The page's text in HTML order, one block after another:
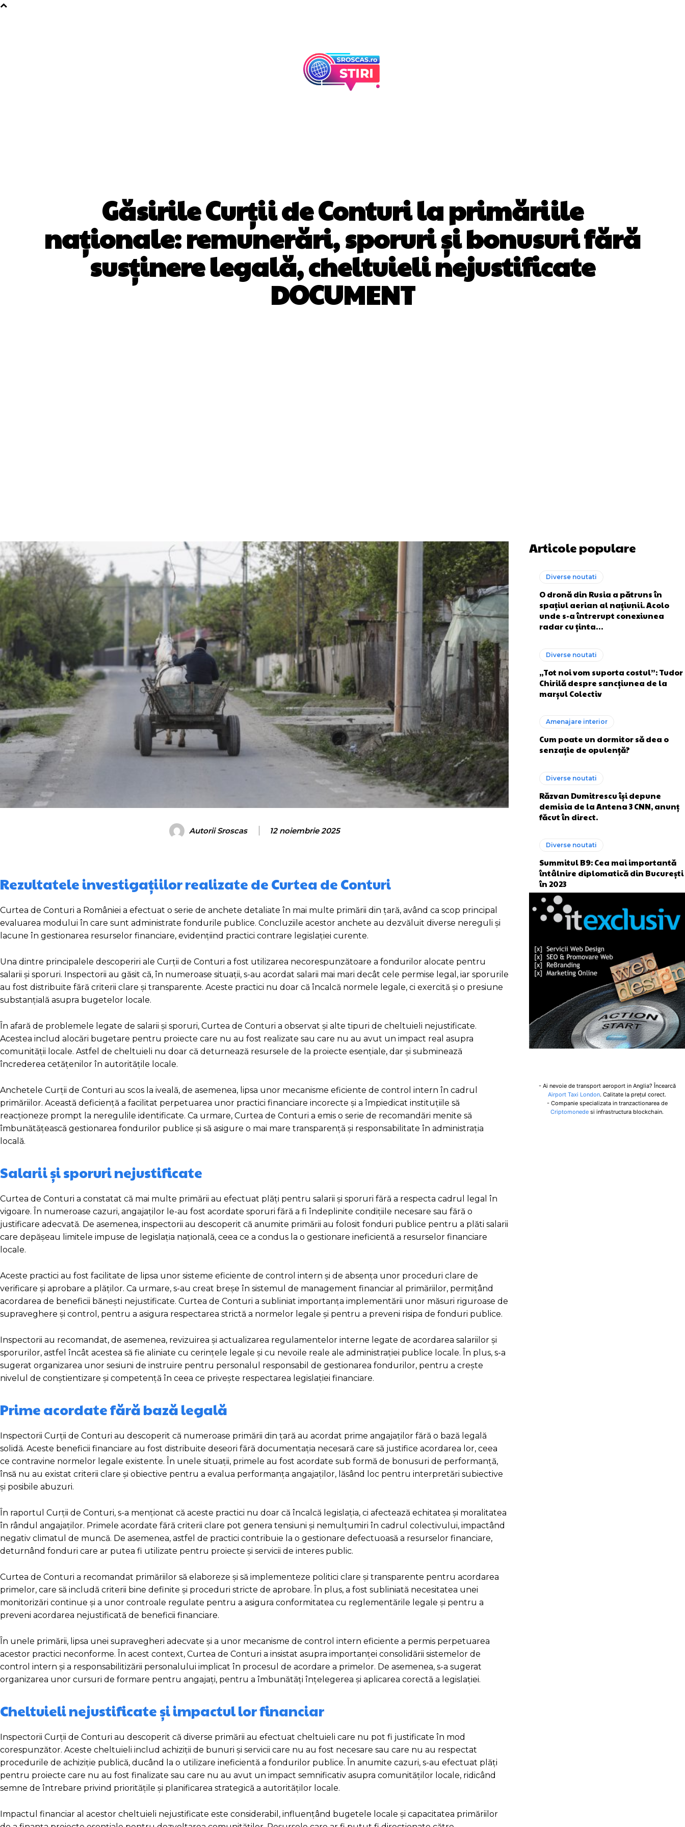
Găsirile Curții de Conturi la primăriile
naționale: remunerări, sporuri și bonusuri fără
susținere legală, cheltuieli nejustificate
DOCUMENT
Autorii Sroscas 12 noiembrie 2025
Rezultatele investigațiilor realizate de Curtea de Conturi
Curtea de Conturi a României a efectuat o serie de anchete detaliate în mai multe primării din țară, având ca scop principal
evaluarea modului în care sunt administrate fondurile publice. Concluziile acestor anchete au dezvăluit diverse nereguli și
lacune în gestionarea resurselor financiare, evidențiind practici contrare legislației curente.
Una dintre principalele descoperiri ale Curții de Conturi a fost utilizarea necorespunzătoare a fondurilor alocate pentru
salarii și sporuri. Inspectorii au găsit că, în numeroase situații, s-au acordat salarii mai mari decât cele permise legal, iar sporurile
au fost distribuite fără criterii clare și transparente. Aceste practici nu doar că încalcă normele legale, ci exercită și o presiune
substanțială asupra bugetelor locale.
În afară de problemele legate de salarii și sporuri, Curtea de Conturi a observat și alte tipuri de cheltuieli nejustificate.
Acestea includ alocări bugetare pentru proiecte care nu au fost realizate sau care nu au avut un impact real asupra
comunității locale. Astfel de cheltuieli nu doar că deturnează resursele de la proiecte esențiale, dar și subminează
încrederea cetățenilor în autoritățile locale.
Anchetele Curții de Conturi au scos la iveală, de asemenea, lipsa unor mecanisme eficiente de control intern în cadrul
primăriilor. Această deficiență a facilitat perpetuarea unor practici financiare incorecte și a împiedicat instituțiile să
reacționeze prompt la neregulile identificate. Ca urmare, Curtea de Conturi a emis o serie de recomandări menite să
îmbunătățească gestionarea fondurilor publice și să asigure o mai mare transparență și responsabilitate în administrația
locală.
Salarii și sporuri nejustificate
Curtea de Conturi a constatat că mai multe primării au efectuat plăți pentru salarii și sporuri fără a respecta cadrul legal în
vigoare. În numeroase cazuri, angajaților le-au fost acordate sporuri fără a fi îndeplinite condițiile necesare sau fără o
justificare adecvată. De asemenea, inspectorii au descoperit că anumite primării au folosit fonduri publice pentru a plăti salarii
care depășeau limitele impuse de legislația națională, ceea ce a condus la o gestionare ineficientă a resurselor financiare
locale.
Aceste practici au fost facilitate de lipsa unor sisteme eficiente de control intern și de absența unor proceduri clare de
verificare și aprobare a plăților. Ca urmare, s-au creat breșe în sistemul de management financiar al primăriilor, permițând
acordarea de beneficii bănești nejustificate. Curtea de Conturi a subliniat importanța implementării unor măsuri riguroase de
supraveghere și control, pentru a asigura respectarea strictă a normelor legale și pentru a preveni risipa de fonduri publice.
Inspectorii au recomandat, de asemenea, revizuirea și actualizarea regulamentelor interne legate de acordarea salariilor și
sporurilor, astfel încât acestea să fie aliniate cu cerințele legale și cu nevoile reale ale administrației publice locale. În plus, s-a
sugerat organizarea unor sesiuni de instruire pentru personalul responsabil de gestionarea fondurilor, pentru a crește
nivelul de conștientizare și competență în ceea ce privește respectarea legislației financiare.
Prime acordate fără bază legală
Inspectorii Curții de Conturi au descoperit că numeroase primării din țară au acordat prime angajaților fără o bază legală
solidă. Aceste beneficii financiare au fost distribuite deseori fără documentația necesară care să justifice acordarea lor, ceea
ce contravine normelor legale existente. În unele situații, primele au fost acordate sub formă de bonusuri de performanță,
însă nu au existat criterii clare și obiective pentru a evalua performanța angajaților, lăsând loc pentru interpretări subiective
și posibile abuzuri.
În raportul Curții de Conturi, s-a menționat că aceste practici nu doar că încalcă legislația, ci afectează echitatea și moralitatea
în rândul angajaților. Primele acordate fără criterii clare pot genera tensiuni și nemulțumiri în cadrul colectivului, impactând
negativ climatul de muncă. De asemenea, astfel de practici contribuie la o gestionare defectuoasă a resurselor financiare,
deturnând fonduri care ar putea fi utilizate pentru proiecte și servicii de interes public.
Curtea de Conturi a recomandat primăriilor să elaboreze și să implementeze politici clare și transparente pentru acordarea
primelor, care să includă criterii bine definite și proceduri stricte de aprobare. În plus, a fost subliniată necesitatea unei
monitorizări continue și a unor controale regulate pentru a asigura conformitatea cu reglementările legale și pentru a
preveni acordarea nejustificată de beneficii financiare.
În unele primării, lipsa unei supravegheri adecvate și a unor mecanisme de control intern eficiente a permis perpetuarea
acestor practici neconforme. În acest context, Curtea de Conturi a insistat asupra importanței consolidării sistemelor de
control intern și a responsabilitizării personalului implicat în procesul de acordare a primelor. De asemenea, s-a sugerat
organizarea unor cursuri de formare pentru angajați, pentru a îmbunătăți înțelegerea și aplicarea corectă a legislației.
Cheltuieli nejustificate și impactul lor financiar
Inspectorii Curții de Conturi au descoperit că diverse primării au efectuat cheltuieli care nu pot fi justificate în mod
corespunzător. Aceste cheltuieli includ achiziții de bunuri și servicii care nu au fost necesare sau care nu au respectat
procedurile de achiziție publică, ducând la o utilizare ineficientă a fondurilor publice. În anumite cazuri, s-au efectuat plăți
pentru proiecte care nu au fost finalizate sau care nu au avut un impact semnificativ asupra comunităților locale, ridicând
semne de întrebare privind prioritățile și planificarea strategică a autorităților locale.
Impactul financiar al acestor cheltuieli nejustificate este considerabil, influențând bugetele locale și capacitatea primăriilor
Articole populare
Diverse noutati
O dronă din Rusia a pătruns în
spațiul aerian al națiunii. Acolo
unde s-a întrerupt conexiunea
radar cu ținta…
Diverse noutati
„Tot noi vom suporta costul”: Tudor
Chirilă despre sancțiunea de la
marșul Colectiv
Amenajare interior
Cum poate un dormitor să dea o
senzație de opulență?
Diverse noutati
Răzvan Dumitrescu își depune
demisia de la Antena 3 CNN, anunț
făcut în direct.
Diverse noutati
Summitul B9: Cea mai importantă
întâlnire diplomatică din București
în 2023
- Ai nevoie de transport aeroport in Anglia? Încearcă
Airport Taxi London. Calitate la prețul corect.
- Companie specializata in tranzactionarea de
Criptomonede si infrastructura blockchain.